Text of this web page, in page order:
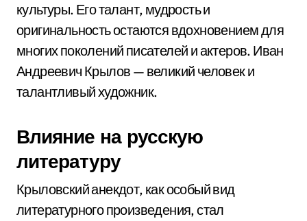
культуры. Его талант, мудрость и
оригинальность остаются вдохновением для
многих поколений писателей и актеров. Иван
Андреевич Крылов — великий человек и
талантливый художник.
Влияние на русскую
литературу
Крыловский анекдот, как особый вид
литературного произведения, стал